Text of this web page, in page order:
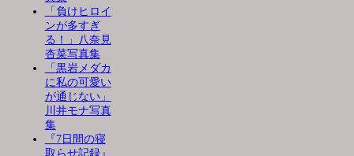
「負けヒロイ
ンが多すぎ
る！」八奈見
杏菜写真集
「黒岩メダカ
に私の可愛い
が通じない」
川井モナ写真
集
『7日間の寝
取らせ記録』